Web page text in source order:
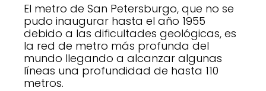
El metro de San Petersburgo, que no se
pudo inaugurar hasta el año 1955
debido a las dificultades geológicas, es
la red de metro más profunda del
mundo llegando a alcanzar algunas
líneas una profundidad de hasta 110
metros.